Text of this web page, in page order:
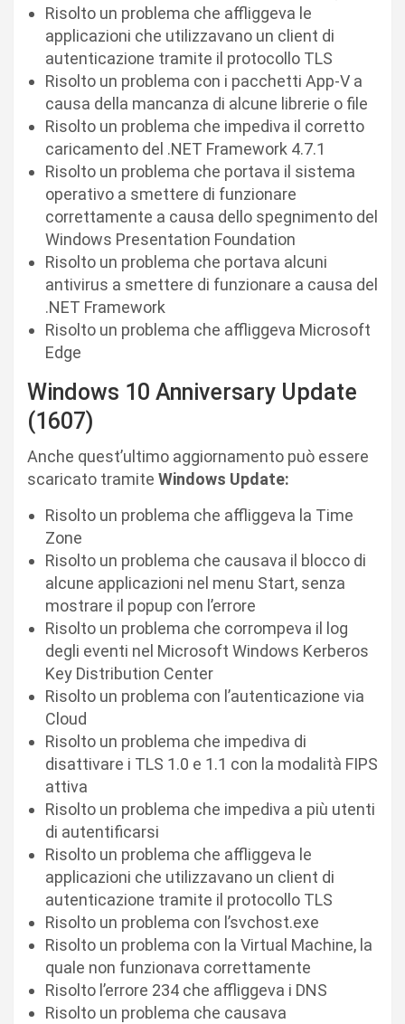
Risolto un problema che affliggeva le
applicazioni che utilizzavano un client di
autenticazione tramite il protocollo TLS
Risolto un problema con i pacchetti App-V a
causa della mancanza di alcune librerie o file
Risolto un problema che impediva il corretto
caricamento del .NET Framework 4.7.1
Risolto un problema che portava il sistema
operativo a smettere di funzionare
correttamente a causa dello spegnimento del
Windows Presentation Foundation
Risolto un problema che portava alcuni
antivirus a smettere di funzionare a causa del
.NET Framework
Risolto un problema che affliggeva Microsoft
Edge
Windows 10 Anniversary Update
(1607)
Anche quest’ultimo aggiornamento può essere
scaricato tramite Windows Update:
Risolto un problema che affliggeva la Time
Zone
Risolto un problema che causava il blocco di
alcune applicazioni nel menu Start, senza
mostrare il popup con l’errore
Risolto un problema che corrompeva il log
degli eventi nel Microsoft Windows Kerberos
Key Distribution Center
Risolto un problema con l’autenticazione via
Cloud
Risolto un problema che impediva di
disattivare i TLS 1.0 e 1.1 con la modalità FIPS
attiva
Risolto un problema che impediva a più utenti
di autentificarsi
Risolto un problema che affliggeva le
applicazioni che utilizzavano un client di
autenticazione tramite il protocollo TLS
Risolto un problema con l’svchost.exe
Risolto un problema con la Virtual Machine, la
quale non funzionava correttamente
Risolto l’errore 234 che affliggeva i DNS
Risolto un problema che causava